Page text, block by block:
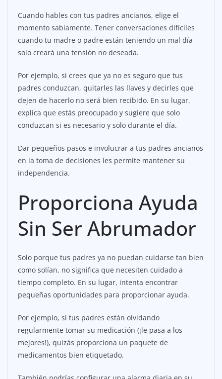
Cuando hables con tus padres ancianos, elige el
momento sabiamente. Tener conversaciones difíciles
cuando tu madre o padre están teniendo un mal día
solo creará una tensión no deseada.
Por ejemplo, si crees que ya no es seguro que tus
padres conduzcan, quitarles las llaves y decirles que
dejen de hacerlo no será bien recibido. En su lugar,
explica que estás preocupado y sugiere que solo
conduzcan si es necesario y solo durante el día.
Dar pequeños pasos e involucrar a tus padres ancianos
en la toma de decisiones les permite mantener su
independencia.
Proporciona Ayuda
Sin Ser Abrumador
Solo porque tus padres ya no puedan cuidarse tan bien
como solían, no significa que necesiten cuidado a
tiempo completo. En su lugar, intenta encontrar
pequeñas oportunidades para proporcionar ayuda.
Por ejemplo, si tus padres están olvidando
regularmente tomar su medicación (¡le pasa a los
mejores!), quizás proporciona un paquete de
medicamentos bien etiquetado.